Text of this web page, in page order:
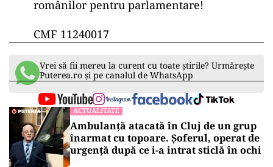
românilor pentru parlamentare!
CMF 11240017
Vrei să fii mereu la curent cu toate știrile? Urmărește
Puterea.ro și pe canalul de WhatsApp
ACTUALITATE
Ambulanță atacată în Cluj de un grup
înarmat cu topoare. Șoferul, operat de
urgență după ce i-a intrat sticlă în ochi